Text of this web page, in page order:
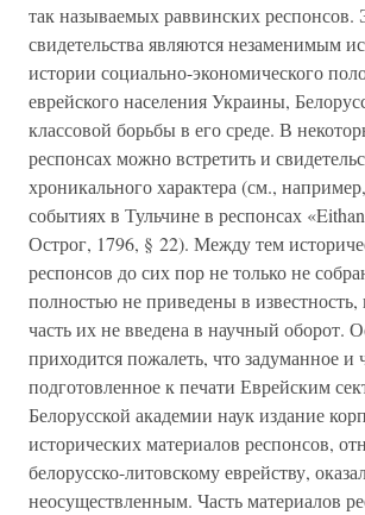
так называемых раввинских респонсов.
свидетельства являются незаменимым
истории социально-экономического
еврейского населения Украины,
классовой борьбы в его среде. В
респонсах можно встретить и
хроникального характера (см.,
событиях в Тульчине в респонсах
Острог, 1796, § 22). Между тем
респонсов до сих пор не только не
полностью не приведены в известность,
часть их не введена в научный оборот.
приходится пожалеть, что задуманное и
подготовленное к печати Еврейским
Белорусской академии наук издание
исторических материалов респонсов,
белорусско-литовскому еврейству,
неосуществленным. Часть материалов